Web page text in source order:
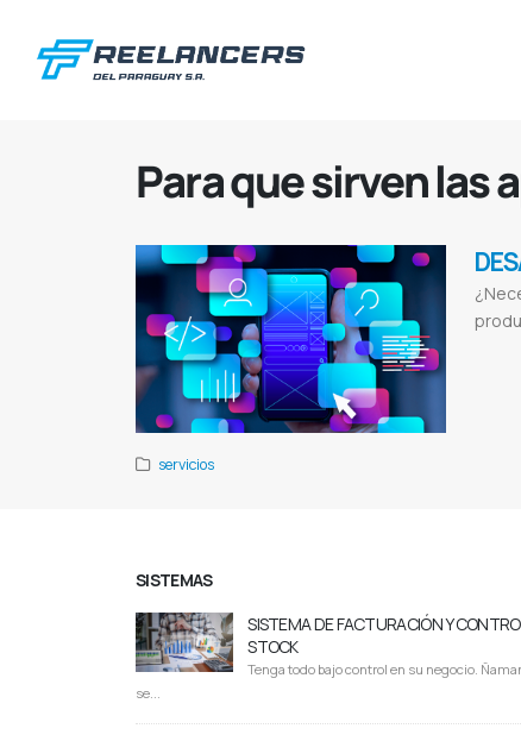
Para que sirven las
servicios
SISTEMAS
SISTEMA DE FACTURACIÓN Y
STOCK
Tenga todo bajo control en su negocio.
se...